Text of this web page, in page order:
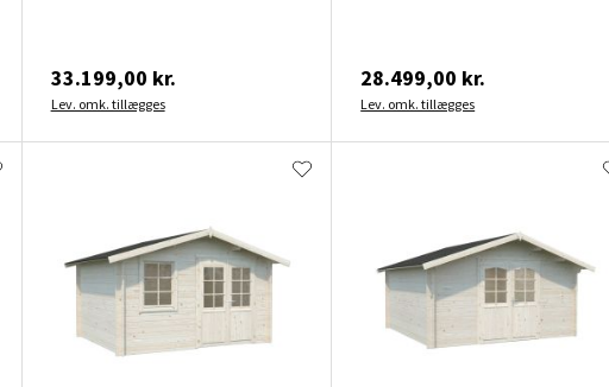
33.199,00 kr.
Lev. omk. tillægges
28.499,00 kr.
Lev. omk. tillægges